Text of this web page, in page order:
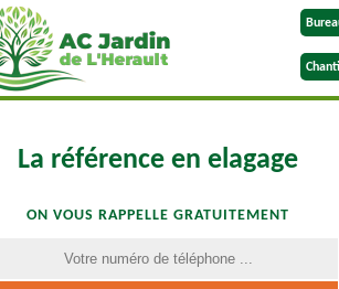
La référence en elagage
ON VOUS RAPPELLE GRATUITEMENT